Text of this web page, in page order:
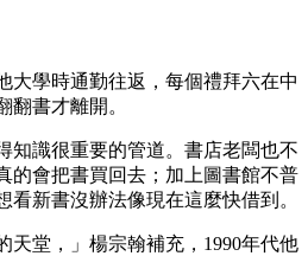
大學時通勤往返，每個禮拜六在中
翻書才離開。
知識很重要的管道。書店老闆也不
的會把書買回去；加上圖書館不普
看新書沒辦法像現在這麼快借到。
天堂，」楊宗翰補充，1990年代他